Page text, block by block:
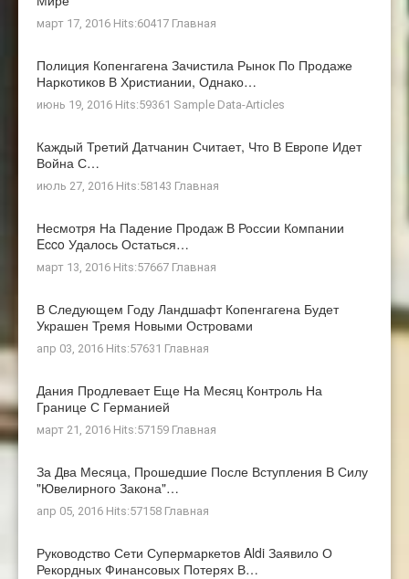
март 17, 2016 Hits:60417 Главная
Полиция Копенгагена Зачистила Рынок По Продаже
Наркотиков В Христиании, Однако…
июнь 19, 2016 Hits:59361 Sample Data-Articles
Каждый Третий Датчанин Считает, Что В Европе Идет
Война С…
июль 27, 2016 Hits:58143 Главная
Несмотря На Падение Продаж В России Компании
Ecco Удалось Остаться…
март 13, 2016 Hits:57667 Главная
В Следующем Году Ландшафт Копенгагена Будет
Украшен Тремя Новыми Островами
апр 03, 2016 Hits:57631 Главная
Дания Продлевает Еще На Месяц Контроль На
Границе С Германией
март 21, 2016 Hits:57159 Главная
За Два Месяца, Прошедшие После Вступления В Силу
"ювелирного Закона"…
апр 05, 2016 Hits:57158 Главная
Руководство Сети Супермаркетов Aldi Заявило О
Рекордных Финансовых Потерях В…